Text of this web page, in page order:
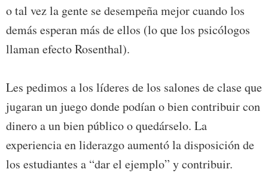
o tal vez la gente se desempeña mejor cuando los
demás esperan más de ellos (lo que los psicólogos
llaman efecto Rosenthal).
Les pedimos a los líderes de los salones de clase que
jugaran un juego donde podían o bien contribuir con
dinero a un bien público o quedárselo. La
experiencia en liderazgo aumentó la disposición de
los estudiantes a “dar el ejemplo” y contribuir.